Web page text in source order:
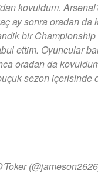
kovuldum.
ay sonra oradan da
bir Championship
ettim. Oyuncular
oradan da
sezon içerisinde